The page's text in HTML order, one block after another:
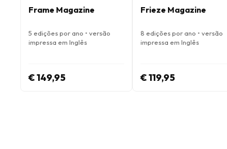
Frame Magazine
5 edições por ano • versão
impressa em Inglês
€ 149,95
Frieze Magazine
8 edições por ano • versão
impressa em Inglês
€ 119,95